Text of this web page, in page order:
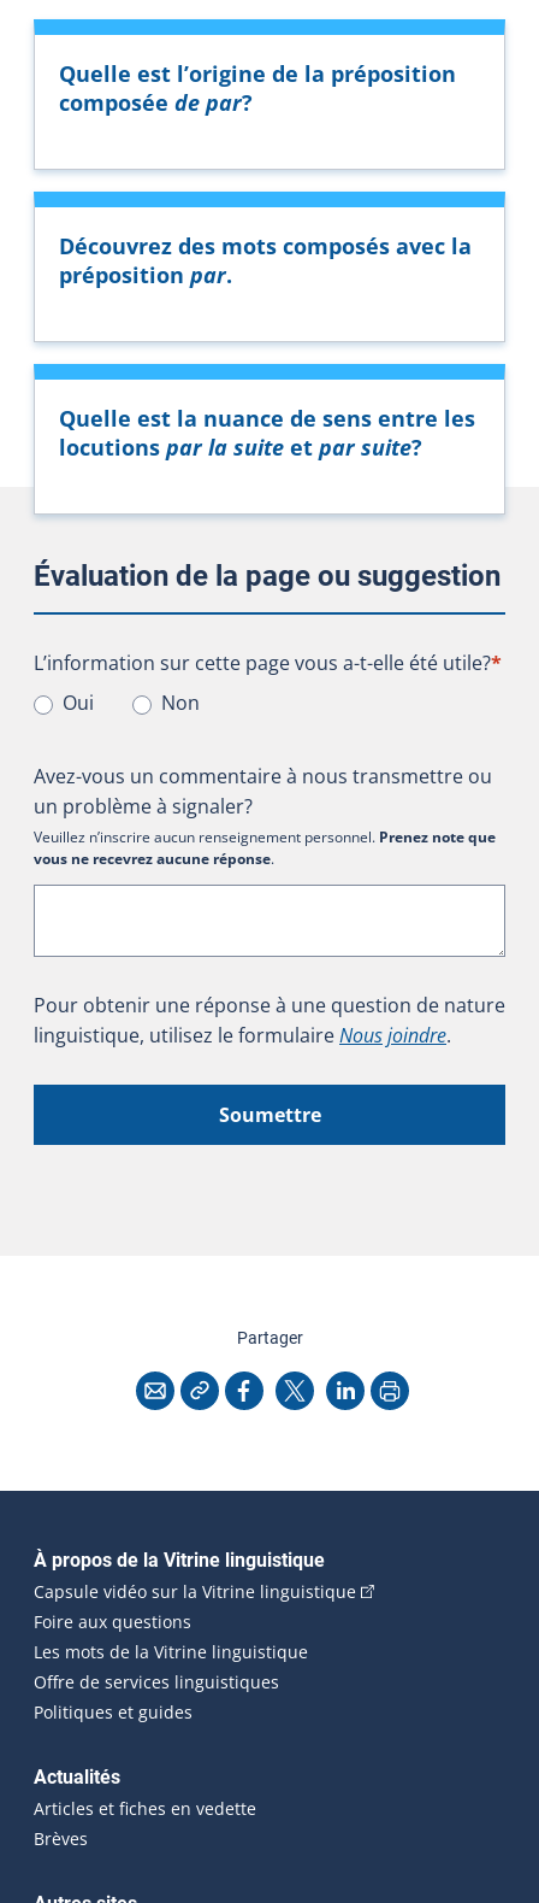
Quelle est l’origine de la préposition
composée de par?
Découvrez des mots composés avec la
préposition par.
Quelle est la nuance de sens entre les
locutions par la suite et par suite?
Évaluation de la page ou suggestion
L’information sur cette page vous a-t-elle été utile?
L’information sur cette page vous a-t-elle été utile?*
Oui
Non
Avez-vous un commentaire à nous transmettre ou
un problème à signaler?
Veuillez n’inscrire aucun renseignement personnel. Prenez note que
vous ne recevrez aucune réponse.
Pour obtenir une réponse à une question de nature
linguistique, utilisez le formulaireNous joindre.
Soumettre
Partagercette page
CourrielCopier l'adresse
Facebook
X LinkedInImprimer
Navigation principale
À propos de la Vitrine linguistique
Capsule vidéo sur la Vitrine linguistique(Cet hyperlien
Foire aux questions
Les mots de la Vitrine linguistique
Offre de services linguistiques
Politiques et guides
Actualités
Articles et fiches en vedette
Brèves